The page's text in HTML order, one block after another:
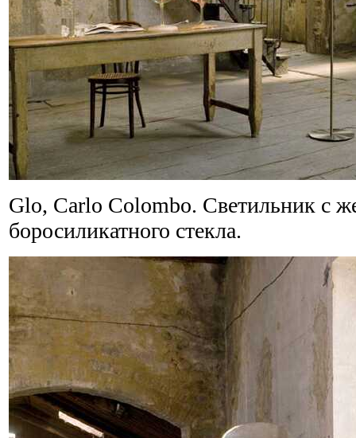
Glo, Carlo Colombo. Светильник с
боросиликатного стекла.